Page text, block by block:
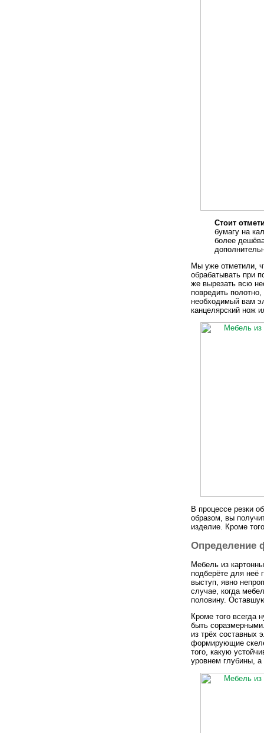
Стоит
бумагу на
более
Мы уже отметили,
обрабатывать при
же вырезать всю
повредить
необходимый вам
канцелярский нож
В процессе резки
образом, вы
изделие. Кроме
Определение
Мебель из
подберёте для неё
выступ, явно
случае, когда
половину.
Кроме того всегда
быть
из трёх составных
формирующие
того, какую
уровнем глубины,